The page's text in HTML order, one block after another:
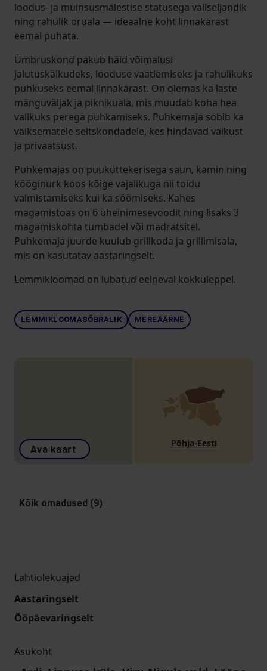
loodus- ja muinsusmälestise statusega vallseljandik
ning rahulik oruala — ideaalne koht linnakärast
eemal puhata.
Ümbruskond pakub häid võimalusi
jalutuskäikudeks, looduse vaatlemiseks ja rahulikuks
puhkuseks eemal linnakärast. On olemas ka laste
mänguväljak ja piknikuala, mis muudab koha hea
valikuks perega puhkamiseks. Puhkemaja sobib ka
väiksematele seltskondadele, kes hindavad vaikust
ja privaatsust.
Puhkemajas on puuküttekerisega saun, kamin ning
kööginurk koos kõige vajalikuga nii toidu
valmistamiseks kui ka söömiseks. Kahes
magamistoas on 6 üheinimesevoodit ning lisaks 3
magamiskohta tumbadel või madratsitel.
Puhkemaja juurde kuulub grillkoda ja grillimisala,
mis on kasutatav aastaringselt.
Lemmikloomad on lubatud eelneval kokkuleppel.
LEMMIKLOOMASÕBRALIK MEREÄÄRNE
Ava kaart
Põhja-Eesti
Kõik omadused (9)
Lahtiolekuajad
Aastaringselt
Ööpäevaringselt
Asukoht